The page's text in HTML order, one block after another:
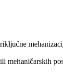
mehaničarskih